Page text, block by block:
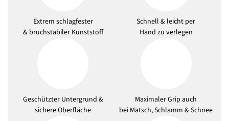
Extrem schlagfester
& bruchstabiler Kunststoff
Schnell & leicht per
Hand zu verlegen
Geschützter Untergrund &
sichere Oberfläche
Maximaler Grip auch
bei Matsch, Schlamm & Schnee